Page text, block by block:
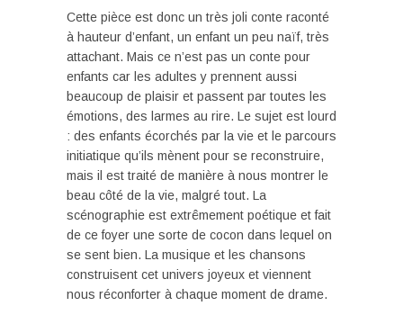
Cette pièce est donc un très joli conte raconté
à hauteur d’enfant, un enfant un peu naïf, très
attachant. Mais ce n’est pas un conte pour
enfants car les adultes y prennent aussi
beaucoup de plaisir et passent par toutes les
émotions, des larmes au rire. Le sujet est lourd
: des enfants écorchés par la vie et le parcours
initiatique qu’ils mènent pour se reconstruire,
mais il est traité de manière à nous montrer le
beau côté de la vie, malgré tout. La
scénographie est extrêmement poétique et fait
de ce foyer une sorte de cocon dans lequel on
se sent bien. La musique et les chansons
construisent cet univers joyeux et viennent
nous réconforter à chaque moment de drame.